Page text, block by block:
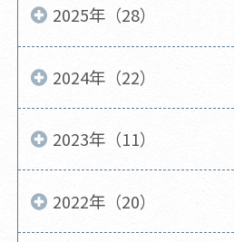
2025年（28）
2024年（22）
2023年（11）
2022年（20）